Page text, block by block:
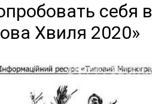
себя в
Хвиля 2020»